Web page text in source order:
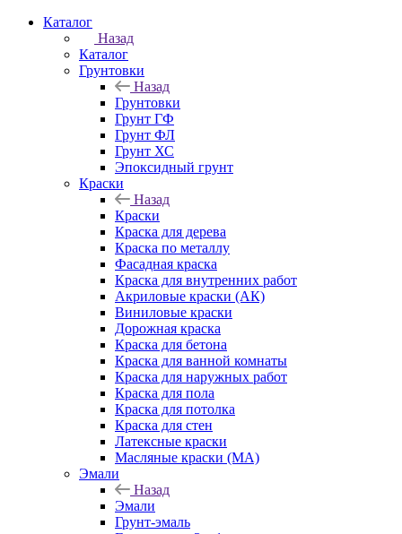
Каталог
Назад
Каталог
Грунтовки
Назад
Грунтовки
Грунт ГФ
Грунт ФЛ
Грунт ХС
Эпоксидный грунт
Краски
Назад
Краски
Краска для дерева
Краска по металлу
Фасадная краска
Краска для внутренних работ
Акриловые краски (АК)
Виниловые краски
Дорожная краска
Краска для бетона
Краска для ванной комнаты
Краска для наружных работ
Краска для пола
Краска для потолка
Краска для стен
Латексные краски
Масляные краски (МА)
Эмали
Назад
Эмали
Грунт-эмаль